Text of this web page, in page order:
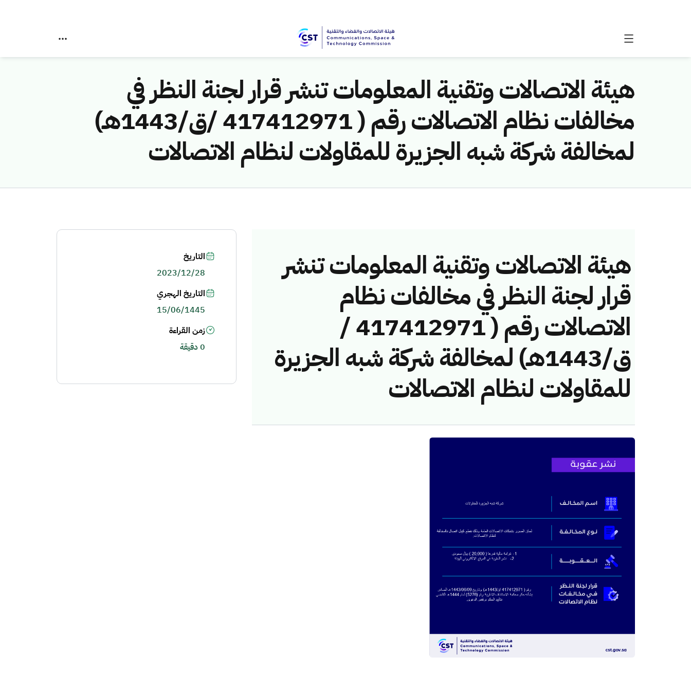
هيئة الاتصالات وتقنية المعلومات تنشر قرار لجنة النظر في
مخالفات نظام الاتصالات رقم ( 417412971 /ق/1443هـ)
لمخالفة شركة شبه الجزيرة للمقاولات لنظام الاتصالات
هيئة الاتصالات وتقنية المعلومات تنشر
قرار لجنة النظر في مخالفات نظام
الاتصالات رقم ( 417412971 /
ق/1443هـ) لمخالفة شركة شبه الجزيرة
للمقاولات لنظام الاتصالات
التاريخ
2023/12/28
التاريخ الهجري
15/06/1445
زمن القراءة
0 دقيقة